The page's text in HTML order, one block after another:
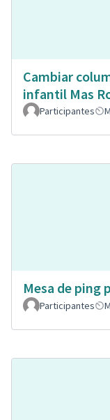
Cambiar
infantil Mas
Participantes
Mesa de ping
Participantes